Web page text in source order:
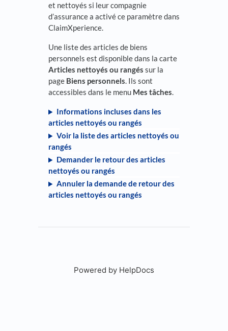
et nettoyés si leur compagnie
d’assurance a activé ce paramètre dans
ClaimXperience.
Une liste des articles de biens
personnels est disponible dans la carte
Articles nettoyés ou rangés sur la
page Biens personnels. Ils sont
accessibles dans le menu Mes tâches.
Informations incluses dans les
articles nettoyés ou rangés
Voir la liste des articles nettoyés ou
rangés
Demander le retour des articles
nettoyés ou rangés
Annuler la demande de retour des
articles nettoyés ou rangés
Powered by HelpDocs